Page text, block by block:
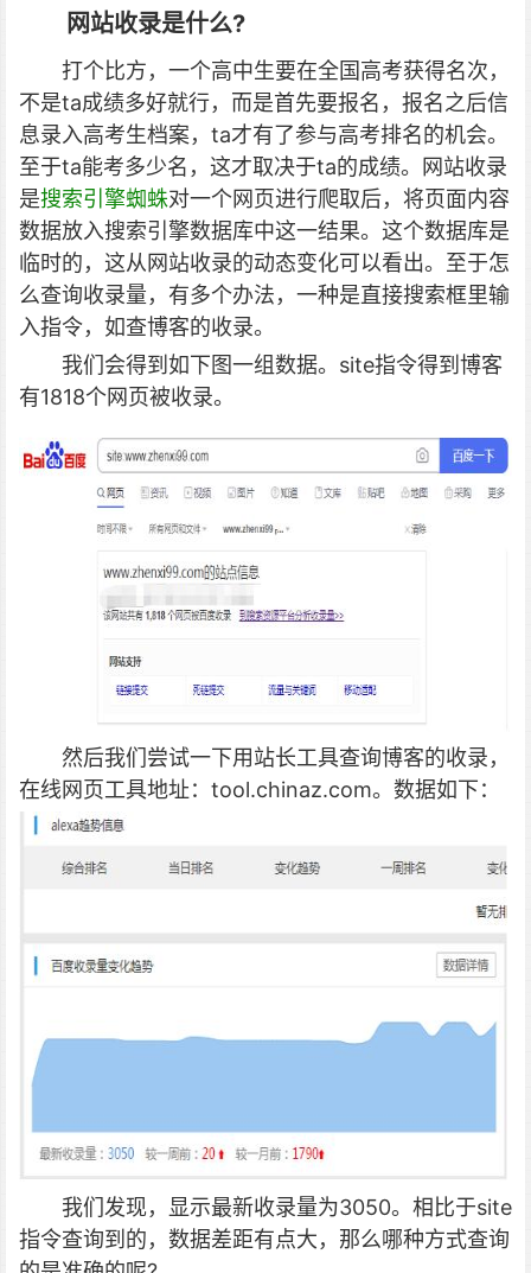
网站收录是什么?
打个比方，一个高中生要在全国高考获得名次，
不是ta成绩多好就行，而是首先要报名，报名之后信
息录入高考生档案，ta才有了参与高考排名的机会。
至于ta能考多少名，这才取决于ta的成绩。网站收录
是搜索引擎蜘蛛对一个网页进行爬取后，将页面内容
数据放入搜索引擎数据库中这一结果。这个数据库是
临时的，这从网站收录的动态变化可以看出。至于怎
么查询收录量，有多个办法，一种是直接搜索框里输
入指令，如查博客的收录。
我们会得到如下图一组数据。 site指令得到博客
有1818个网页被收录。
然后我们尝试一下用站长工具查询博客的收录，
在线网页工具地址：tool.chinaz.com。数据如下：
我们发现，显示最新收录量为3050。相比于site
指令查询到的，数据差距有点大，那么哪种方式查询